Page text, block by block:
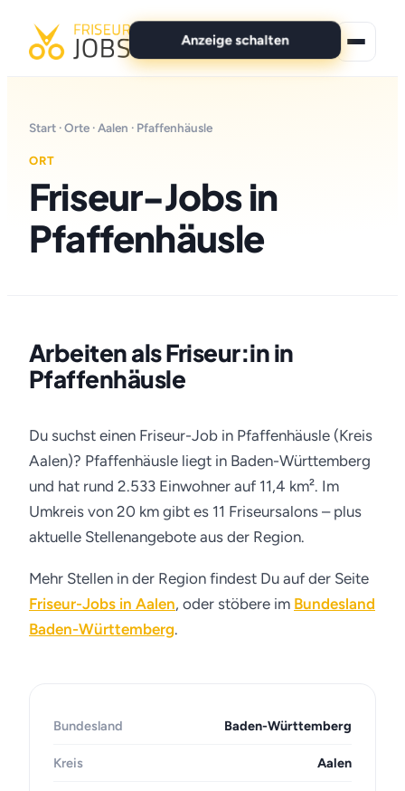
Anzeige schalten
Für Bewerber
Marken
Start ·Orte ·Aalen · Pfaffenhäusle
ORT
Friseur-Jobs in
Pfaffenhäusle
Arbeiten als Friseur:in in
Pfaffenhäusle
Du suchst einen Friseur-Job in Pfaffenhäusle (Kreis
Aalen)? Pfaffenhäusle liegt in Baden-Württemberg
und hat rund 2.533 Einwohner auf 11,4 km². Im
Umkreis von 20 km gibt es 11 Friseursalons – plus
aktuelle Stellenangebote aus der Region.
Mehr Stellen in der Region findest Du auf der Seite
Friseur-Jobs in Aalen, oder stöbere im Bundesland
Baden-Württemberg.
Bundesland Baden-Württemberg
Kreis Aalen